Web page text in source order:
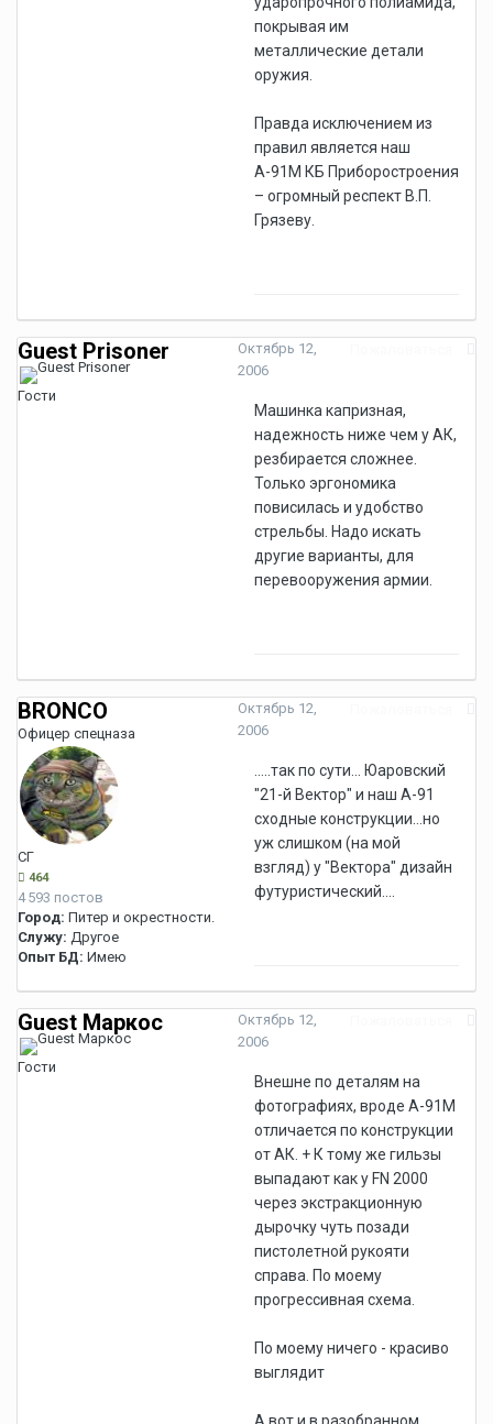
покрывая им
металлические детали
оружия.
Правда исключением из
правил является наш
А-91М КБ Приборостроения
– огромный респект В.П.
Грязеву.
Guest Prisoner
Гости
Октябрь 12,
2006
Машинка капризная,
надежность ниже чем у АК,
резбирается сложнее.
Только эргономика
повисилась и удобство
стрельбы. Надо искать
другие варианты, для
перевооружения армии.
BRONCO
Офицер спецназа
СГ
464
4 593 постов
Город: Питер и окрестности.
Служу: Другое
Опыт БД: Имею
Октябрь 12,
2006
.....так по сути... Юаровский
"21-й Вектор" и наш А-91
сходные конструкции...но
уж слишком (на мой
взгляд) у "Вектора" дизайн
футуристический....
Guest Маркос
Гости
Октябрь 12,
2006
Внешне по деталям на
фотографиях, вроде А-91М
отличается по конструкции
от АК. + К тому же гильзы
выпадают как у FN 2000
через экстракционную
дырочку чуть позади
пистолетной рукояти
справа. По моему
прогрессивная схема.
По моему ничего - красиво
выглядит